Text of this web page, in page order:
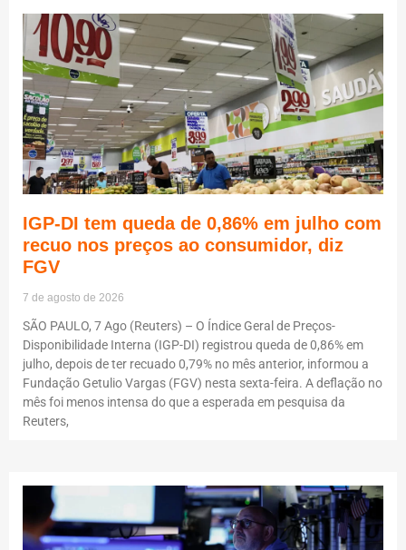
IGP-DI tem queda de 0,86% em julho com
recuo nos preços ao consumidor, diz
FGV
7 de agosto de 2026
SÃO PAULO, 7 Ago (Reuters) – O Índice Geral de Preços-
Disponibilidade Interna (IGP-DI) registrou queda de 0,86% em
julho, depois de ter recuado 0,79% no mês anterior, informou a
Fundação Getulio Vargas (FGV) nesta sexta-feira. A deflação no
mês foi menos intensa do que a esperada em pesquisa da
Reuters,